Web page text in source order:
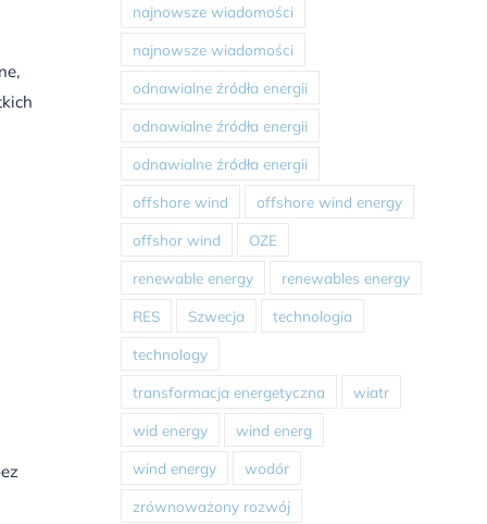
najnowsze wiadomości
najnowsze wiadomości
odnawialne źródła energii
odnawialne źródła energii
odnawialne źródła energii
offshore wind offshore wind energy
offshor wind OZE
renewable energy renewables energy
RES Szwecja technologia
technology
transformacja energetyczna wiatr
wid energy wind energ
wind energy wodór
zrównoważony rozwój